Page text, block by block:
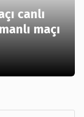
canlı
maçı